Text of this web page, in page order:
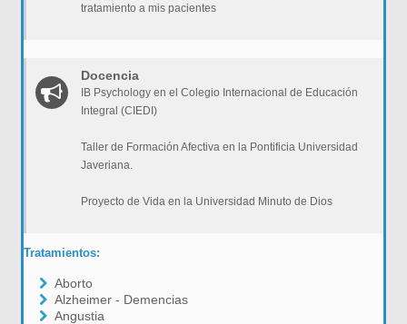
tratamiento a mis pacientes
Docencia
IB Psychology en el Colegio Internacional de Educación
Integral (CIEDI)
Taller de Formación Afectiva en la Pontificia Universidad
Javeriana.
Proyecto de Vida en la Universidad Minuto de Dios
Tratamientos:
Aborto
Alzheimer - Demencias
Angustia